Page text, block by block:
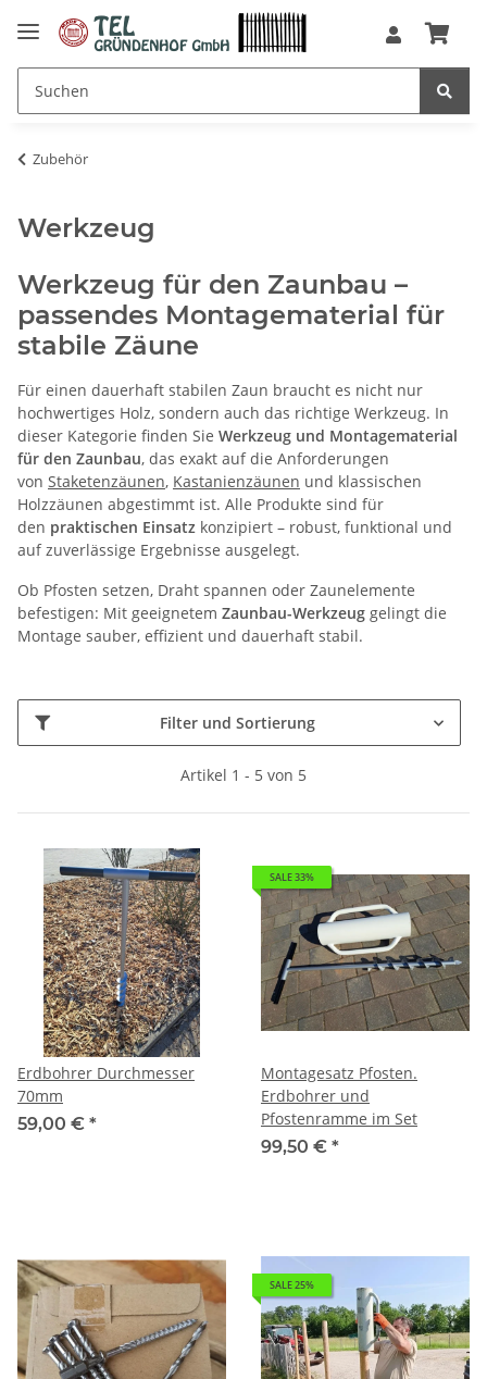
Zubehör
Werkzeug
Werkzeug für den Zaunbau –
passendes Montagematerial für
stabile Zäune
Für einen dauerhaft stabilen Zaun braucht es nicht nur
hochwertiges Holz, sondern auch das richtige Werkzeug. In
dieser Kategorie finden Sie Werkzeug und Montagematerial
für den Zaunbau, das exakt auf die Anforderungen
von Staketenzäunen, Kastanienzäunen und klassischen
Holzzäunen abgestimmt ist. Alle Produkte sind für
den praktischen Einsatz konzipiert – robust, funktional und
auf zuverlässige Ergebnisse ausgelegt.
Ob Pfosten setzen, Draht spannen oder Zaunelemente
befestigen: Mit geeignetem Zaunbau-Werkzeug gelingt die
Montage sauber, effizient und dauerhaft stabil.
Filter und Sortierung
Artikel 1 - 5 von 5
Erdbohrer Durchmesser
70mm
59,00 € *
SALE 33%
Montagesatz Pfosten.
Erdbohrer und
Pfostenramme im Set
99,50 € *
SALE 25%